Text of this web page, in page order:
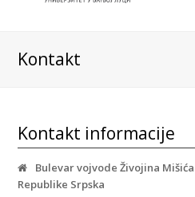
Kontakt
Kontakt informacije
Bulevar vojvode Živojina Mišića
Republike Srpska